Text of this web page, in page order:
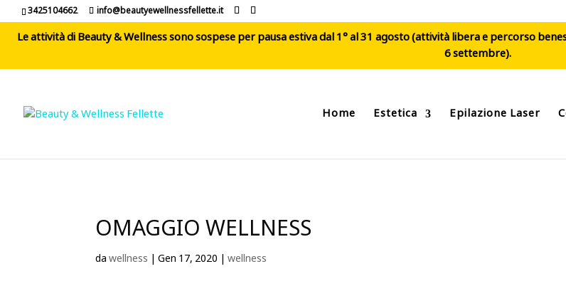
3425104662 info@beautyewellnessfellette.it
Le attività di Beauty & Wellness sono sospese per pausa estiva dal 1° al 31 agosto (attività libera e percorso
6 settembre).
Home Estetica Epilazione Laser
OMAGGIO WELLNESS
dawellness |Gen 17, 2020 |wellness